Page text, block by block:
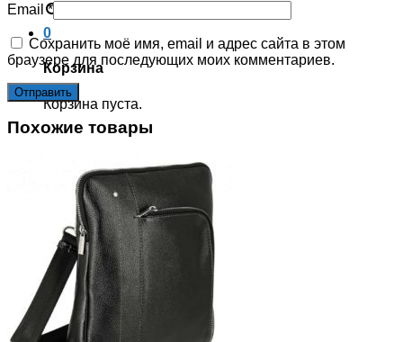
0
Корзина
Корзина пуста.
Email*
Сохранить моё имя, email и адрес сайта в этом
браузере для последующих моих комментариев.
Похожие товары